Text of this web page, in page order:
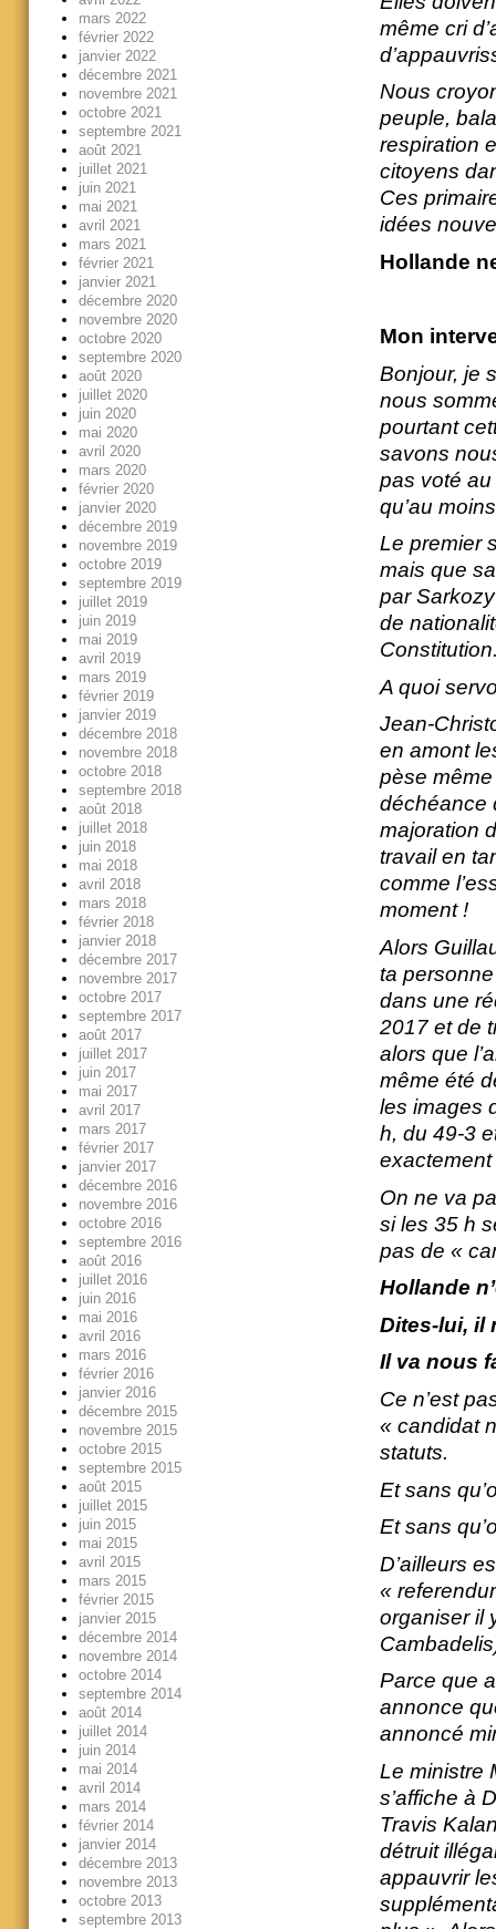
même cri
Nous
peuple,
respiration
citoyens
Ces
idées
Hollande
Mon
Bonjour, je
nous
pourtant
savons
pas voté
qu’au
Le premier
mais que
par
de
A quoi
Jean-
en amont
pèse
déchéance
majoration
travail en
comme
moment !
Alors
ta
dans une
2017 et de
alors que
même été
les images
h, du 49-3
exactement
On ne va
si les 35 h
pas de «
Hollande
Dites-lui, il
Il va nous
Ce n’est
« candidat
statuts.
Et sans
Et sans
D’ailleurs
«
organiser il
Parce que
annonce
annoncé
Le ministre
s’affiche à
Travis
détruit
appauvrir
mars 2022
février 2022
janvier 2022
décembre 2021
novembre 2021
octobre 2021
septembre 2021
août 2021
juillet 2021
juin 2021
mai 2021
avril 2021
mars 2021
février 2021
janvier 2021
décembre 2020
novembre 2020
octobre 2020
septembre 2020
août 2020
juillet 2020
juin 2020
mai 2020
avril 2020
mars 2020
février 2020
janvier 2020
décembre 2019
novembre 2019
octobre 2019
septembre 2019
juillet 2019
juin 2019
mai 2019
avril 2019
mars 2019
février 2019
janvier 2019
décembre 2018
novembre 2018
octobre 2018
septembre 2018
août 2018
juillet 2018
juin 2018
mai 2018
avril 2018
mars 2018
février 2018
janvier 2018
décembre 2017
novembre 2017
octobre 2017
septembre 2017
août 2017
juillet 2017
juin 2017
mai 2017
avril 2017
mars 2017
février 2017
janvier 2017
décembre 2016
novembre 2016
octobre 2016
septembre 2016
août 2016
juillet 2016
juin 2016
mai 2016
avril 2016
mars 2016
février 2016
janvier 2016
décembre 2015
novembre 2015
octobre 2015
septembre 2015
août 2015
juillet 2015
juin 2015
mai 2015
avril 2015
mars 2015
février 2015
janvier 2015
décembre 2014
novembre 2014
octobre 2014
septembre 2014
août 2014
juillet 2014
juin 2014
mai 2014
avril 2014
mars 2014
février 2014
janvier 2014
décembre 2013
novembre 2013
octobre 2013
septembre 2013